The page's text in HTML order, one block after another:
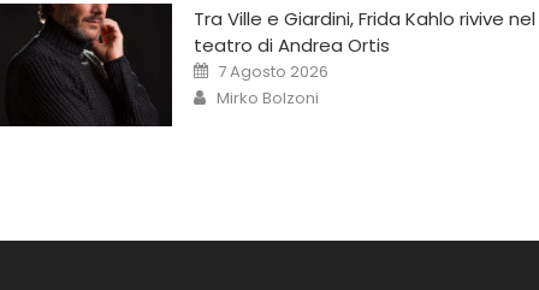
Tra Ville e Giardini, Frida Kahlo rivive nel
teatro di Andrea Ortis
7 Agosto 2026
Mirko Bolzoni